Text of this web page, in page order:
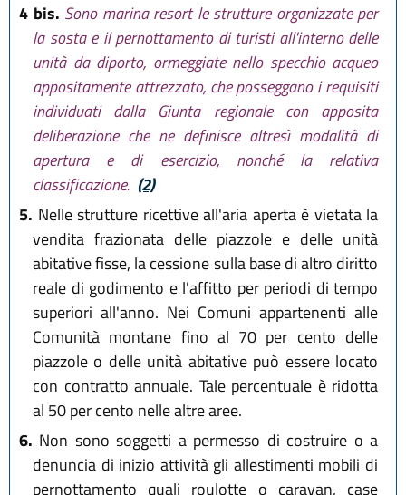
4 bis. Sono marina resort le strutture organizzate per
la sosta e il pernottamento di turisti all'interno delle
unità da diporto, ormeggiate nello specchio acqueo
appositamente attrezzato, che posseggano i requisiti
individuati dalla Giunta regionale con apposita
deliberazione che ne definisce altresì modalità di
apertura e di esercizio, nonché la relativa
classificazione. (2)
5. Nelle strutture ricettive all'aria aperta è vietata la
vendita frazionata delle piazzole e delle unità
abitative fisse, la cessione sulla base di altro diritto
reale di godimento e l'affitto per periodi di tempo
superiori all'anno. Nei Comuni appartenenti alle
Comunità montane fino al 70 per cento delle
piazzole o delle unità abitative può essere locato
con contratto annuale. Tale percentuale è ridotta
al 50 per cento nelle altre aree.
6. Non sono soggetti a permesso di costruire o a
denuncia di inizio attività gli allestimenti mobili di
pernottamento quali roulotte o caravan, case